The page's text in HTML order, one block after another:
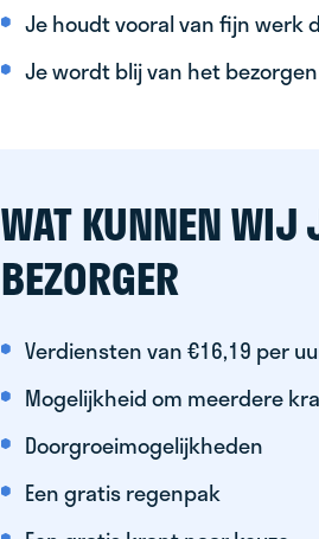
Je houdt vooral van fijn werk
Je wordt blij van het
WAT KUNNEN WIJ
BEZORGER
Verdiensten van €16,19 per
Mogelijkheid om meerdere
Doorgroeimogelijkheden
Een gratis regenpak